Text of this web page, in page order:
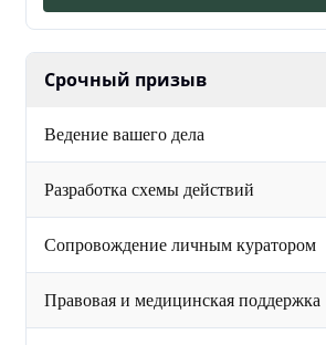
Срочный призыв
Ведение вашего дела
Разработка схемы действий
Сопровождение личным куратором
Правовая и медицинская поддержка